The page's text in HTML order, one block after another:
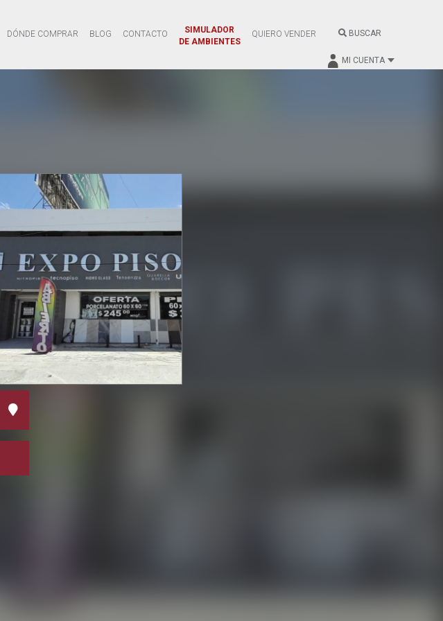
DÓNDE COMPRAR BLOG CONTACTO
SIMULADOR
DE AMBIENTES
QUIERO VENDER BUSCAR
MI CUENTA